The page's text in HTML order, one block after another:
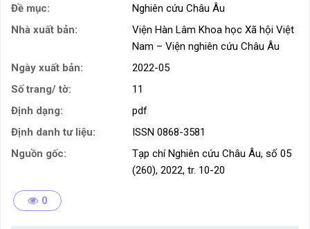
Đề mục:
Nghiên cứu Châu Âu
Nhà xuất bản:
Viện Hàn Lâm Khoa học Xã hội Việt
Nam – Viện nghiên cứu Châu Âu
Ngày xuất bản:
2022-05
Số trang/ tờ:
11
Định dạng:
pdf
Định danh tư liệu:
ISSN 0868-3581
Nguồn gốc:
Tạp chí Nghiên cứu Châu Âu, số 05
(260), 2022, tr. 10-20
0